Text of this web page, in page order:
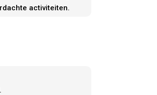
activiteiten.